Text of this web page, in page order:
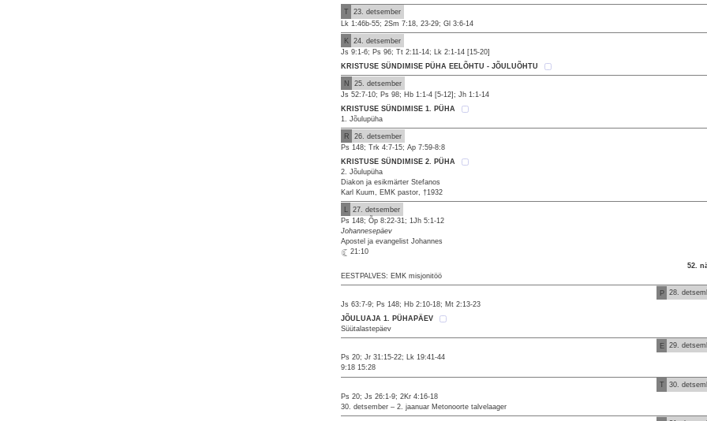
T
23. detsember
Lk 1:46b-55; 2Sm 7:18, 23-29; Gl 3:6-14
K
24. detsember
Js 9:1-6; Ps 96; Tt 2:11-14; Lk 2:1-14 [15-20]
KRISTUSE SÜNDIMISE PÜHA EELÕHTU - JÕULUÕHTU
N
25. detsember
Js 52:7-10; Ps 98; Hb 1:1-4 [5-12]; Jh 1:1-14
KRISTUSE SÜNDIMISE 1. PÜHA
1. Jõulupüha
R
26. detsember
Ps 148; Trk 4:7-15; Ap 7:59-8:8
KRISTUSE SÜNDIMISE 2. PÜHA
2. Jõulupüha
Diakon ja esikmärter Stefanos
Karl Kuum, EMK pastor, †1932
L
27. detsember
Ps 148; Õp 8:22-31; 1Jh 5:1-12
Johannesepäev
Apostel ja evangelist Johannes
21:10
52.
EESTPALVES: EMK misjonitöö
P
28.
Js 63:7-9; Ps 148; Hb 2:10-18; Mt 2:13-23
JÕULUAJA 1. PÜHAPÄEV
Süütalastepäev
E
29.
Ps 20; Jr 31:15-22; Lk 19:41-44
9:18 15:28
T
30.
Ps 20; Js 26:1-9; 2Kr 4:16-18
30. detsember – 2. jaanuar Metonoorte talvelaager